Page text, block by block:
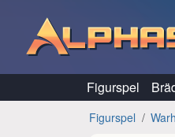
Figurspel
Figurspel